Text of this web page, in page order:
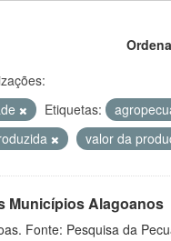
Etiquetas:
valor da
Municípios Alagoanos
Fonte: Pesquisa da